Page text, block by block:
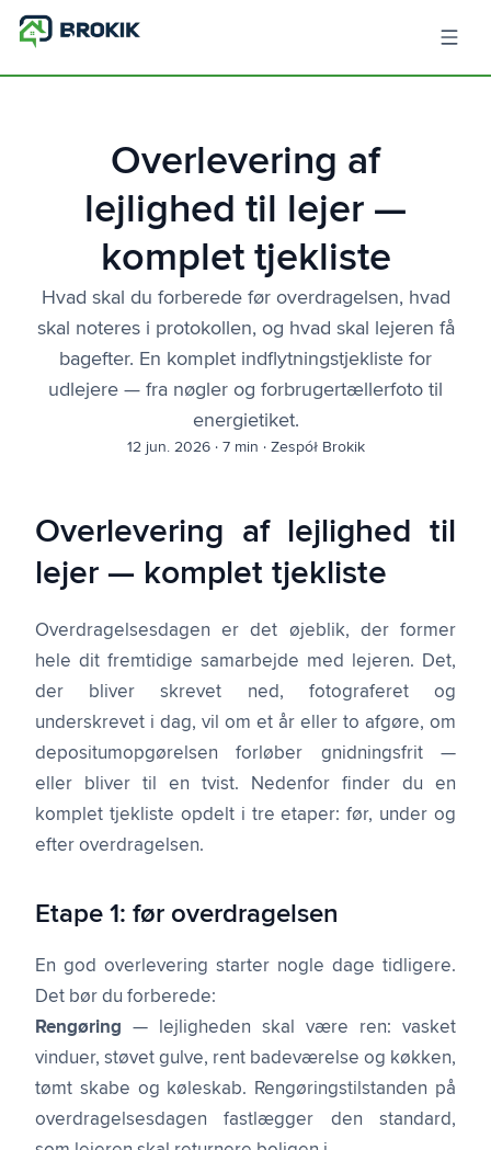
Overlevering af
lejlighed til lejer —
komplet tjekliste
Hvad skal du forberede før overdragelsen, hvad
skal noteres i protokollen, og hvad skal lejeren få
bagefter. En komplet indflytningstjekliste for
udlejere — fra nøgler og forbrugertællerfoto til
energietiket.
12 jun. 2026· 7 min · Zespół Brokik
Overlevering af lejlighed til
lejer — komplet tjekliste
Overdragelsesdagen er det øjeblik, der former
hele dit fremtidige samarbejde med lejeren. Det,
der bliver skrevet ned, fotograferet og
underskrevet i dag, vil om et år eller to afgøre, om
depositumopgørelsen forløber gnidningsfrit —
eller bliver til en tvist. Nedenfor finder du en
komplet tjekliste opdelt i tre etaper: før, under og
efter overdragelsen.
Etape 1: før overdragelsen
En god overlevering starter nogle dage tidligere.
Det bør du forberede:
Rengøring — lejligheden skal være ren: vasket
vinduer, støvet gulve, rent badeværelse og køkken,
tømt skabe og køleskab. Rengøringstilstanden på
overdragelsesdagen fastlægger den standard,